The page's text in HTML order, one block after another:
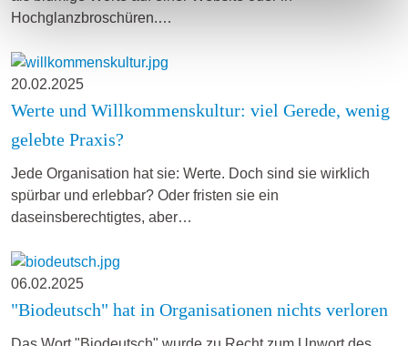
Hochglanzbroschüren.…
20.02.2025
Werte und Willkommenskultur: viel Gerede, wenig
gelebte Praxis?
Jede Organisation hat sie: Werte. Doch sind sie wirklich
spürbar und erlebbar? Oder fristen sie ein
daseinsberechtigtes, aber…
06.02.2025
"Biodeutsch" hat in Organisationen nichts verloren